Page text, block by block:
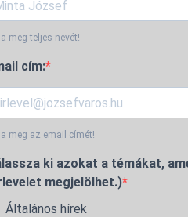
meg teljes nevét!
cím:
meg az email címét!
ki azokat a témákat,
megjelölhet.)
Általános hírek